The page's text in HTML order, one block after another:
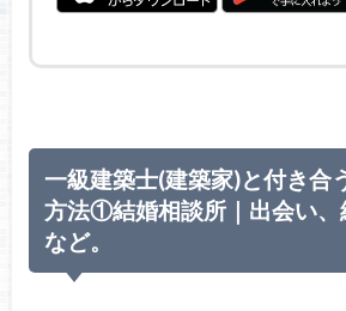
一級建築士(建築家)と付き合
方法①結婚相談所｜出会い、
など。